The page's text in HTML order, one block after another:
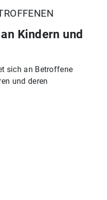
Kindern und
sich an Betroffene
und deren